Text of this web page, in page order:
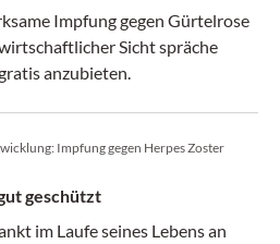
Impfung gegen Gürtelrose
Sicht spräche
anzubieten.
Impfung gegen Herpes Zoster
geschützt
im Laufe seines Lebens an